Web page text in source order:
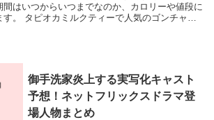
間はいつからいつまでなのか、カロリーや値段に
ゴンチャか
御手洗家炎上する実写化キャスト
予想！ネットフリックスドラマ登
場人物まとめ